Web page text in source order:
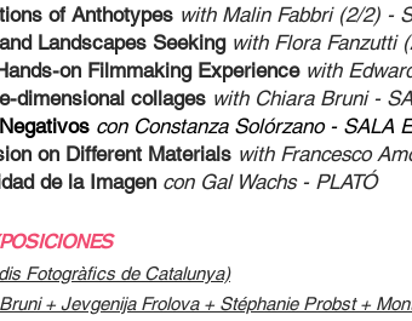
of Anthotypes with Malin Fabbri (2/2) -
Landscapes Seeking with Flora Fanzutti
on Filmmaking Experience with
dimensional collages with Chiara Bruni -
con Constanza Solórzano- SALA
on Different Materials with Francesco
de la Imagen conGal Wachs - PLATÓ
Fotogràfics de Catalunya)
+ Jevgenija Frolova + Stéphanie Probst +